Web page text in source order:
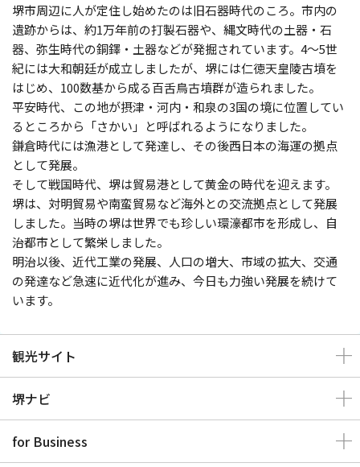
堺市周辺に人が定住し始めたのは旧石器時代のころ。市内の
遺跡からは、約1万年前の打製石器や、縄文時代の土器・石
器、弥生時代の銅鐸・土器などが発掘されています。4～5世
紀には大和朝廷が成立しましたが、堺には仁徳天皇陵古墳を
はじめ、100数基から成る百舌鳥古墳群が造られました。
平安時代、この地が摂津・河内・和泉の3国の境に位置してい
るところから「さかい」と呼ばれるようになりました。
鎌倉時代には漁港として発達し、その後西日本の海運の拠点
として発展。
そして戦国時代、堺は貿易港として黄金の時代を迎えます。
堺は、対明貿易や南蛮貿易など海外との交流拠点として発展
しました。当時の堺は世界でも珍しい環濠都市を形成し、自
治都市として繁栄しました。
明治以後、近代工業の発展、人口の増大、市域の拡大、交通
の発達など急速に近代化が進み、今日も力強い発展を続けて
います。
観光サイト
堺ナビ
for Business